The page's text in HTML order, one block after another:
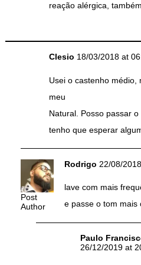
reação alérgica,
Clesio 18/03/2018 at
Usei o castenho médio,
meu
Natural. Posso passar
tenho que esperar
Post
Author
Rodrigo 22/08/
lave com mais
e passe o tom mais
Paulo
26/12/2019 at